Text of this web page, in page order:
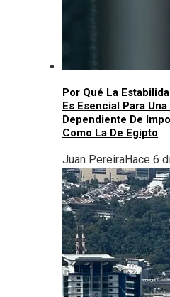
Por Qué La
Es Esencial Para
Dependiente De
Como La De Egipto
Juan PereiraHace 6